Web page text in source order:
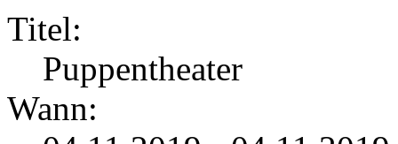
Titel:
Puppentheater
Wann: